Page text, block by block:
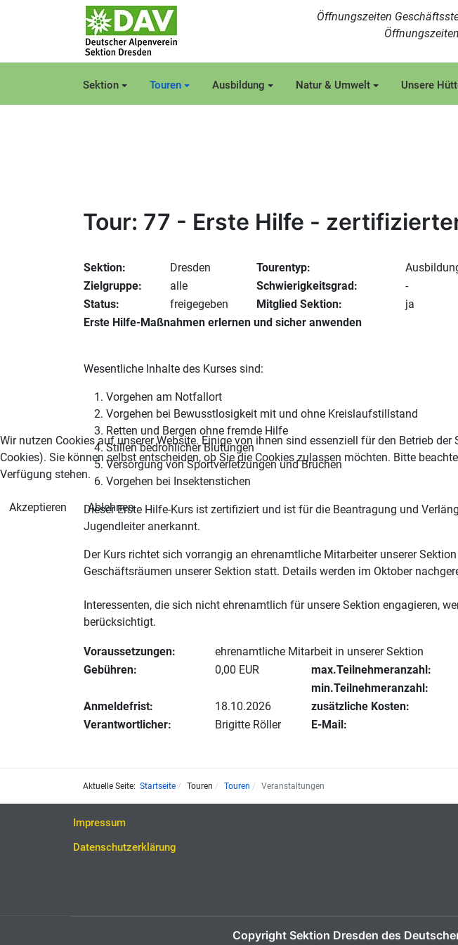
Öffnungszeiten
Sektion Touren Ausbildung Natur & Umwelt Unsere
Tour: 77 - Erste Hilfe -
Sektion: Dresden Tourentyp:
Zielgruppe:
alle Schwierigkeitsgrad: -
Status:
freigegeben Mitglied Sektion: ja
Erste Hilfe-Maßnahmen erlernen und sicher anwenden
Wesentliche Inhalte des Kurses sind:
Vorgehen am Notfallort
Vorgehen bei Bewusstlosigkeit mit und ohne Kreislaufstillstand
Retten und Bergen ohne fremde Hilfe
Stillen bedrohlicher Blutungen
Versorgung von Sportverletzungen und Brüchen
Vorgehen bei Insektenstichen
Dieser Erste Hilfe-Kurs ist zertifiziert und ist für die Beantragung und
Jugendleiter anerkannt.
Der Kurs richtet sich vorrangig an ehrenamtliche Mitarbeiter unserer
Geschäftsräumen unserer Sektion statt. Details werden im Oktober
Interessenten, die sich nicht ehrenamtlich für unsere Sektion engagieren,
berücksichtigt.
Voraussetzungen:
ehrenamtliche Mitarbeit in unserer Sektion
Gebühren:
0,00 EUR max.Teilnehmeranzahl:
min.Teilnehmeranzahl:
Anmeldefrist:
18.10.2026 zusätzliche Kosten:
Verantwortlicher:
Brigitte Röller E-Mail:
Aktuelle Seite: Startseite Touren Touren Veranstaltungen
Impressum
Datenschutzerklärung
Copyright Sektion Dresden des
Wir nutzen Cookies auf unserer Website. Einige von ihnen sind essenziell für den Betrieb
Cookies). Sie können selbst entscheiden, ob Sie die Cookies zulassen möchten. Bitte
Verfügung stehen.
Akzeptieren Ablehnen